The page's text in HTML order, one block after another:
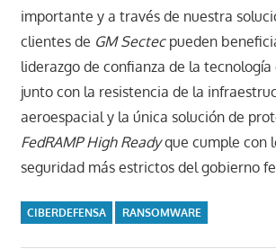
importante y a través de nuestra
clientes de GM Sectec pueden
liderazgo de confianza de la tecnología
junto con la resistencia de la
aeroespacial y la única solución de
FedRAMP High Readyque cumple con
seguridad más estrictos del gobierno
CIBERDEFENSA RANSOMWARE